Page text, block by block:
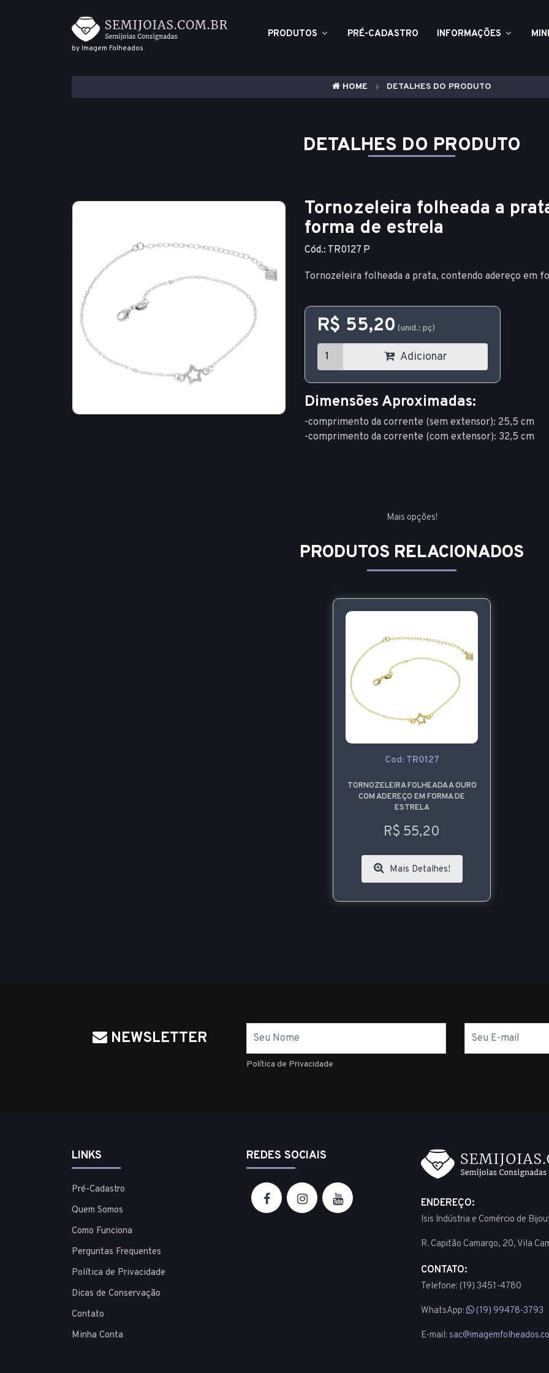
by Imagem Folheados
PRODUTOS PRÉ-CADASTRO INFORMAÇÕES
HOME DETALHES DO PRODUTO
DETALHES DO PRODUTO
Tornozeleira folheada a
forma de estrela
Cód.: TR0127 P
Tornozeleira folheada a prata, contendo adereço em
R$ 55,20 (unid.: pç)
Adicionar
Dimensões Aproximadas:
-comprimento da corrente (sem extensor): 25,5 cm
-comprimento da corrente (com extensor): 32,5 cm
Mais opções!
PRODUTOS RELACIONADOS
Cod: TR0127
TORNOZELEIRA FOLHEADA A OURO
COM ADEREÇO EM FORMA DE
ESTRELA
R$ 55,20
Mais Detalhes!
NEWSLETTER
mail
Política de Privacidade
LINKS
Pré-Cadastro
Quem Somos
Como Funciona
Perguntas Frequentes
Política de Privacidade
Dicas de Conservação
Contato
Minha Conta
REDES SOCIAIS
ENDEREÇO:
Isis Indústria e Comércio de
R. Capitão Camargo, 20, Vila
CONTATO:
Telefone: (19) 3451-4780
WhatsApp: (19) 99478-3793
E-mail: